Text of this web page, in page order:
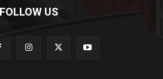
FOLLOW US